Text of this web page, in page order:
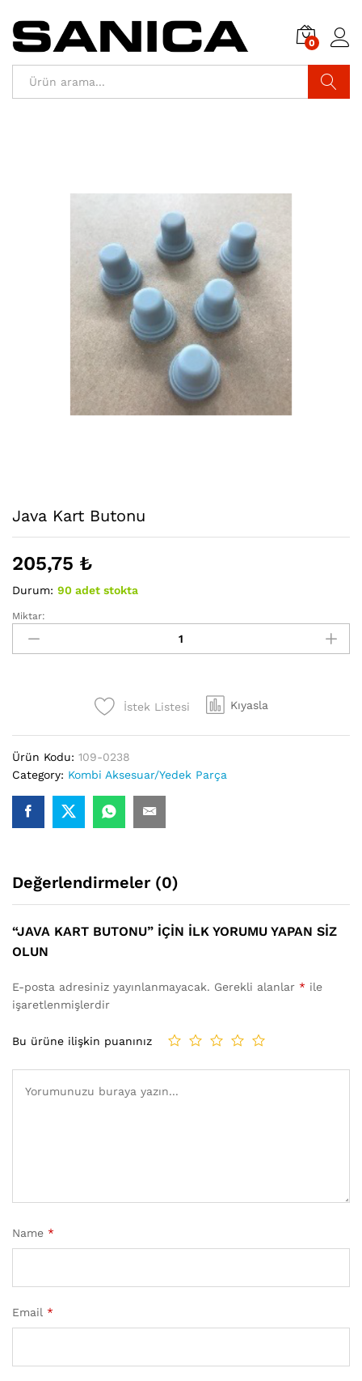
0
Java Kart Butonu
205,75 ₺
Durum: 90 adet stokta
Java
Kart
Butonu
Miktar:
İstek Listesi Kıyasla
Ürün Kodu: 109-0238
Category: Kombi Aksesuar/Yedek Parça
Değerlendirmeler (0)
“JAVA KART BUTONU” IÇIN ILK YORUMU YAPAN SIZ
OLUN
E-posta adresiniz yayınlanmayacak. Gerekli alanlar * ile
işaretlenmişlerdir
Bu ürüne ilişkin puanınız
Name *
Email *